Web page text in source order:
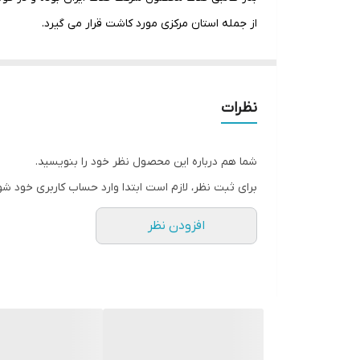
از جمله استان مرکزی مورد کاشت قرار می گیرد.
نظرات
شما هم درباره این محصول نظر خود را بنویسید.
برای ثبت نظر، لازم است ابتدا وارد حساب کاربری خود
افزودن نظر